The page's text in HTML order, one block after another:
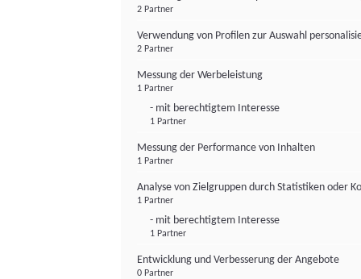
2 Partner
Verwendung von Profilen zur Auswahl
2 Partner
Messung der Werbeleistung
1 Partner
- mit berechtigtem Interesse
1 Partner
Messung der Performance von Inhalten
1 Partner
Analyse von Zielgruppen durch Statistiken oder
1 Partner
- mit berechtigtem Interesse
1 Partner
Entwicklung und Verbesserung der Angebote
0 Partner